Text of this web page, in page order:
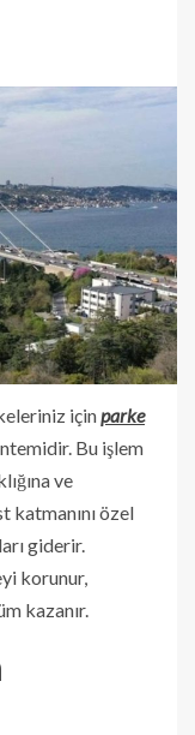
içinparke
Bu işlem
ve
katmanını özel
giderir.
korunur,
kazanır.